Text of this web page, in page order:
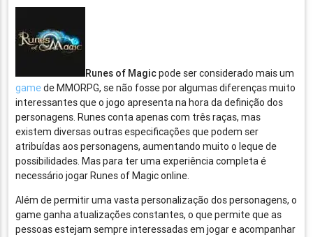
Runes of Magicpode ser considerado mais um
gamede MMORPG, se não fosse por algumas diferenças muito
interessantes que o jogo apresenta na hora da definição dos
personagens. Runes conta apenas com três raças, mas
existem diversas outras especificações que podem ser
atribuídas aos personagens, aumentando muito o leque de
possibilidades. Mas para ter uma experiência completa é
necessário jogar Runes of Magic online.
Além de permitir uma vasta personalização dos personagens, o
game ganha atualizações constantes, o que permite que as
pessoas estejam sempre interessadas em jogar e acompanhar